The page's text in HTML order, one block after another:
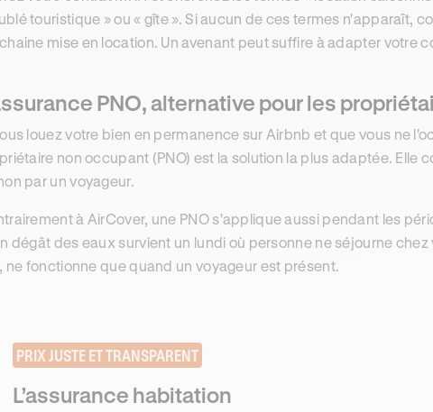
touristique » ou « gîte ». Si aucun de ces termes n'apparaît,
mise en location. Un avenant peut suffire à adapter votre
PNO, alternative pour les
louez votre bien en permanence sur Airbnb et que vous ne
non occupant (PNO) est la solution la plus adaptée. Elle
par un voyageur.
à AirCover, une PNO s'applique aussi pendant les
dégât des eaux survient un lundi où personne ne séjourne chez
ne fonctionne que quand un voyageur est présent.
PRIX JUSTE ET TRANSPARENT
L’assurance habitation